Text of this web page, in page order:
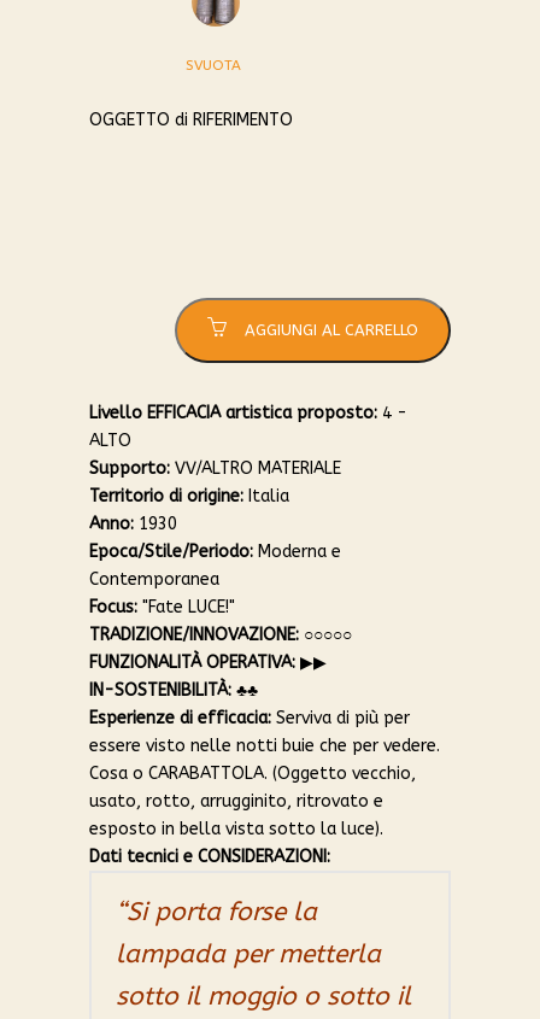
0
2
SVUOTA
OGGETTO di RIFERIMENTO
AGGIUNGI AL CARRELLO
Livello EFFICACIA artistica proposto: 4 -
ALTO
Supporto: VV/ALTRO MATERIALE
Territorio di origine: Italia
Anno: 1930
Epoca/Stile/Periodo: Moderna e
Contemporanea
Focus: "Fate LUCE!"
TRADIZIONE/INNOVAZIONE: ○○○○○
FUNZIONALITÀ OPERATIVA: ▶︎▶︎
IN-SOSTENIBILITÀ: ♣︎♣︎
Esperienze di efficacia: Serviva di più per
essere visto nelle notti buie che per vedere.
Cosa o CARABATTOLA. (Oggetto vecchio,
usato, rotto, arrugginito, ritrovato e
esposto in bella vista sotto la luce).
Dati tecnici e CONSIDERAZIONI:
“Si porta forse la
lampada per metterla
sotto il moggio o sotto il